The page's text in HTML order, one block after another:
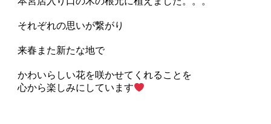
それぞれの思いが繋がり
来春また新たな地で
かわいらしい花を咲かせてくれることを
心から楽しみにしています